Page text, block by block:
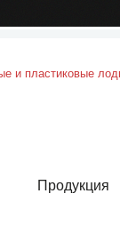
Продукция